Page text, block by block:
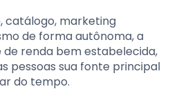
catálogo, marketing
de forma autônoma, a
renda bem estabelecida,
pessoas sua fonte principal
do tempo.